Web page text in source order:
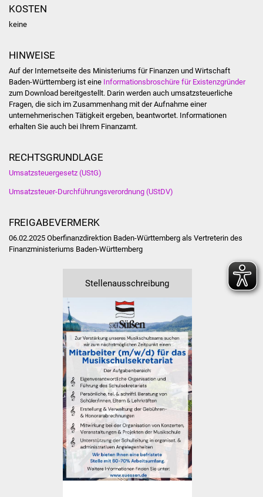
Gewerbe - Selbsteintrag
KOSTEN
keine
HINWEISE
Auf der Internetseite des Ministeriums für Finanzen und Wirtschaft
Baden-Württemberg ist eine Informationsbroschüre für Existenzgründer
zum Download bereitgestellt. Darin werden auch umsatzsteuerliche
Fragen, die sich im Zusammenhang mit der Aufnahme einer
unternehmerischen Tätigkeit ergeben, beantwortet. Informationen
erhalten Sie auch bei Ihrem Finanzamt.
RECHTSGRUNDLAGE
Umsatzsteuergesetz (UStG)
Umsatzsteuer-Durchführungsverordnung (UStDV)
FREIGABEVERMERK
06.02.2025 Oberfinanzdirektion Baden-Württemberg als Vertreterin des
Finanzministeriums Baden-Württemberg
Stellenausschreibung